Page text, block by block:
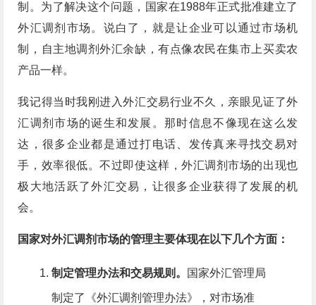
制。为了解决这个问题，国家在1988年正式批准建立了
外汇调剂市场。说白了，就是让企业可以通过市场机
制，自主地调剂外汇余缺，有点像农民在集市上买卖农
产品一样。
我记得当时我刚进入外汇交易行业不久，亲眼见证了外
汇调剂市场的诞生和发展。那时信息不像现在这么发
达，很多企业都是通过打电话、发传真来寻找交易对
手，效率很低。不过即使这样，外汇调剂市场的出现也
极大地活跃了外汇交易，让很多企业获得了发展的机
会。
国家对外汇调剂市场的管理主要体现在以下几个方面：
制定管理办法和交易规则。 国家外汇管理局
制定了《外汇调剂管理办法》，对市场准